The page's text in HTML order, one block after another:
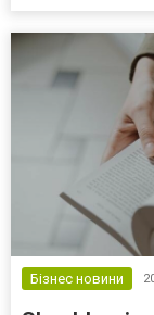
построенную с
Бізнес новини